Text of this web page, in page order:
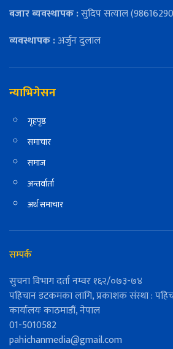
बजार ब्यवस्थापक :सुदिप सत्याल
व्यवस्थापक :अर्जुन दुलाल
न्याभिगेसन
गृहपृष्ठ
समाचार
समाज
अन्तर्वार्ता
अर्थ समाचार
सम्पर्क
सुचना विभाग दर्ता नम्वर १६२/०७३-७४
पहिचान डटकमका लागि, प्रकाशक संस्था :
कार्यालयः काठमाडौं, नेपाल
01-5010582
pahichanmedia@gmail.com